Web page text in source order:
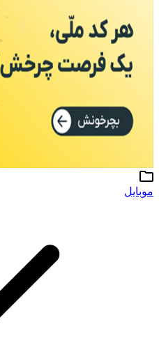
موبایل